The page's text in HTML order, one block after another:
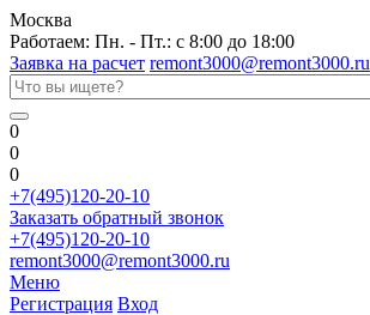
Москва
Работаем: Пн. - Пт.: с 8:00 до 18:00
Заявка на расчет remont3000@remont3000.ru
0
0
0
+7(495)120-20-10
Заказать обратный звонок
+7(495)120-20-10
remont3000@remont3000.ru
Меню
Регистрация Вход